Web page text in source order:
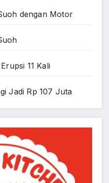
dengan Motor
11 Kali
Jadi Rp 107 Juta